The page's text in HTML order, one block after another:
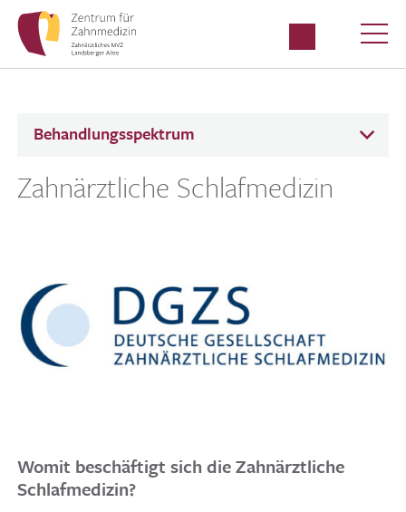
Behandlungsspektrum
Zahnärztliche Schlafmedizin
Womit beschäftigt sich die Zahnärztliche
Schlafmedizin?